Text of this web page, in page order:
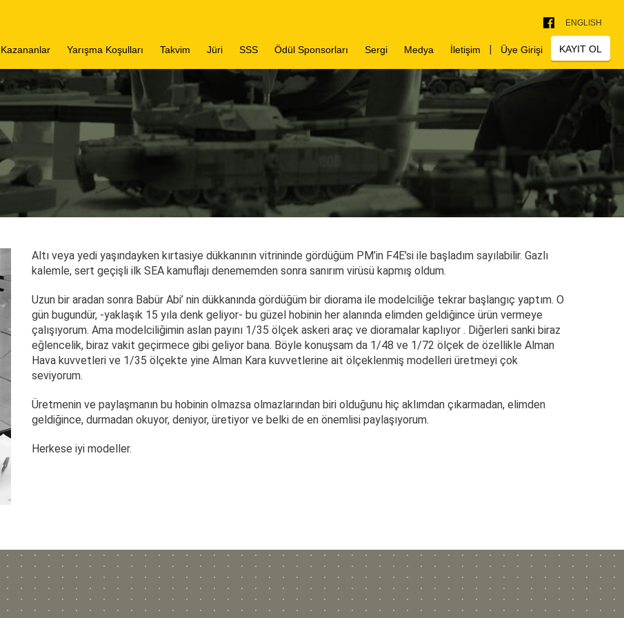
Kazananlar
Plastic Battle 15
Plastic Battle 14
Plastic Battle 13
Yarışma Koşulları Takvim Jüri SSS Ödül Sponsorları Sergi
Plastic Battle 15
Plastic Battle 14
Plastic Battle 13
Medya İletişim | Üye Girişi KAYIT OL
ENGLISH
Altı veya yedi yaşındayken kırtasiye dükkanının vitrininde gördüğüm PM’in F4E’si ile başladım sayılabilir. Gazlı
kalemle, sert geçişli ilk SEA kamuflajı denememden sonra sanırım virüsü kapmış oldum.
Uzun bir aradan sonra Babür Abi’ nin dükkanında gördüğüm bir diorama ile modelciliğe tekrar başlangıç yaptım. O
gün bugundür, -yaklaşık 15 yıla denk geliyor- bu güzel hobinin her alanında elimden geldiğince ürün vermeye
çalışıyorum. Ama modelciliğimin aslan payını 1/35 ölçek askeri araç ve dioramalar kaplıyor . Diğerleri sanki biraz
eğlencelik, biraz vakit geçirmece gibi geliyor bana. Böyle konuşsam da 1/48 ve 1/72 ölçek de özellikle Alman
Hava kuvvetleri ve 1/35 ölçekte yine Alman Kara kuvvetlerine ait ölçeklenmiş modelleri üretmeyi çok
seviyorum.
Üretmenin ve paylaşmanın bu hobinin olmazsa olmazlarından biri olduğunu hiç aklımdan çıkarmadan, elimden
geldiğince, durmadan okuyor, deniyor, üretiyor ve belki de en önemlisi paylaşıyorum.
Herkese iyi modeller.